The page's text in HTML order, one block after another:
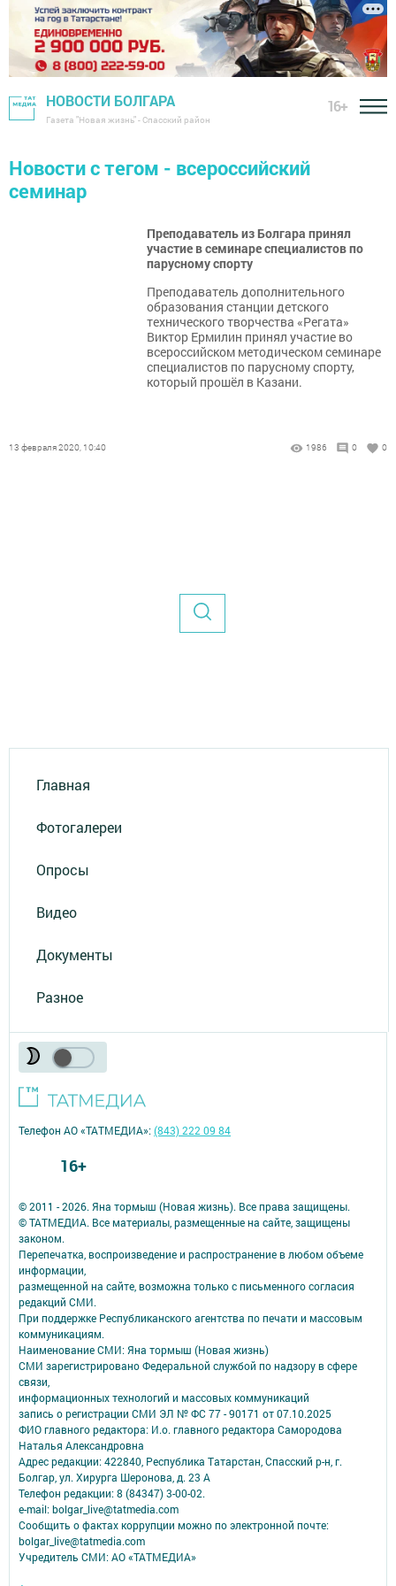
НОВОСТИ БОЛГАРА
Газета "Новая жизнь" - Спасский район
16+
Новости с тегом - всероссийский
семинар
Преподаватель из Болгара принял
участие в семинаре специалистов по
парусному спорту
Преподаватель дополнительного
образования станции детского
технического творчества «Регата»
Виктор Ермилин принял участие во
всероссийском методическом семинаре
специалистов по парусному спорту,
который прошёл в Казани.
13 февраля 2020, 10:40 1986 0 0
Главная
Фотогалереи
Опросы
Видео
Документы
Разное
© 2011 - 2026. Яна тормыш (Новая жизнь). Все права защищены.
© ТАТМЕДИА. Все материалы, размещенные на сайте, защищены
законом.
Перепечатка, воспроизведение и распространение в любом объеме
информации,
размещенной на сайте, возможна только с письменного согласия
редакций СМИ.
При поддержке Республиканского агентства по печати и массовым
коммуникациям.
Наименование СМИ: Яна тормыш (Новая жизнь)
СМИ зарегистрировано Федеральной службой по надзору в сфере
связи,
информационных технологий и массовых коммуникаций
запись о регистрации СМИ ЭЛ № ФС 77 - 90171 от 07.10.2025
ФИО главного редактора: И.о. главного редактора Самородова
Наталья Александровна
Адрес редакции: 422840, Республика Татарстан, Спасский р-н, г.
Болгар, ул. Хирурга Шеронова, д. 23 А
Телефон редакции: 8 (84347) 3-00-02.
e-mail: bolgar_live@tatmedia.com
Сообщить о фактах коррупции можно по электронной почте:
bolgar_live@tatmedia.com
Учредитель СМИ: АО «ТАТМЕДИА»
Телефон АО «ТАТМЕДИА»:(843) 222 09 84
16+